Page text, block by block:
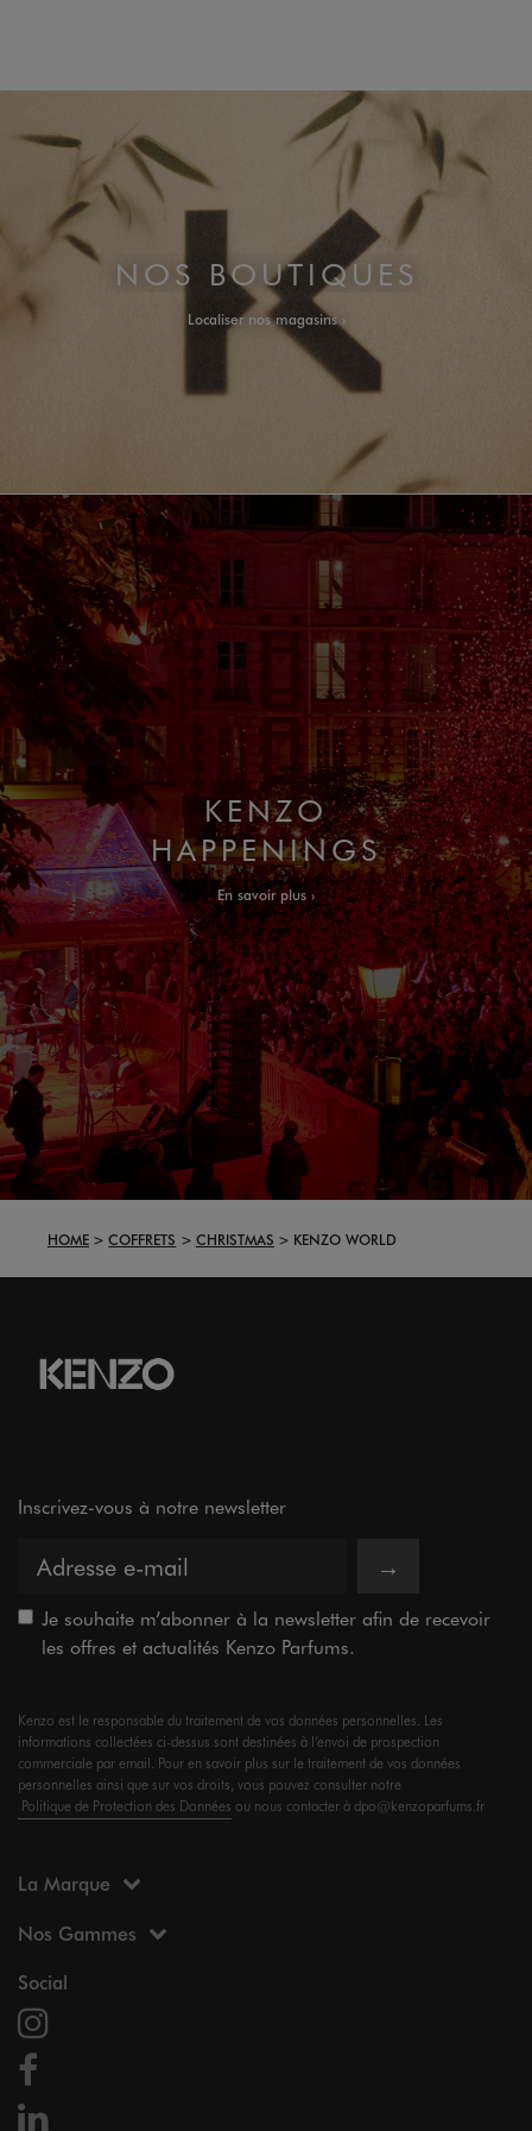
NOS BOUTIQUES
Localiser nos magasins
KENZO
HAPPENINGS
En savoir plus
HOME COFFRETS CHRISTMAS KENZO WORLD
Inscrivez-vous à notre newsletter
→
Je souhaite m’abonner à la newsletter afin de recevoir
les offres et actualités Kenzo Parfums.
Kenzo est le responsable du traitement de vos données personnelles. Les
informations collectées ci-dessus sont destinées à l’envoi de prospection
commerciale par email. Pour en savoir plus sur le traitement de vos données
personnelles ainsi que sur vos droits, vous pouvez consulter notre
Politique de Protection des Données ou nous contacter à dpo@kenzoparfums.fr
La Marque
Nos Gammes
Social